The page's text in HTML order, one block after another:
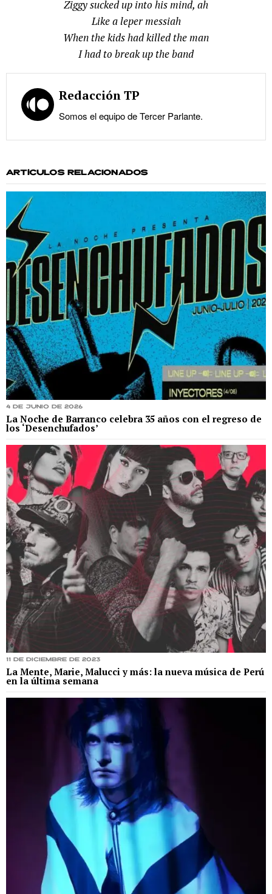
Ziggy sucked up into his mind, ah
Like a leper messiah
When the kids had killed the man
I had to break up the band
Redacción TP
Somos el equipo de Tercer Parlante.
ARTÍCULOS RELACIONADOS
4 de junio de 2026
La Noche de Barranco celebra 35 años con el regreso de
los ‘Desenchufados’
11 de diciembre de 2023
La Mente, Marie, Malucci y más: la nueva música de Perú
en la última semana